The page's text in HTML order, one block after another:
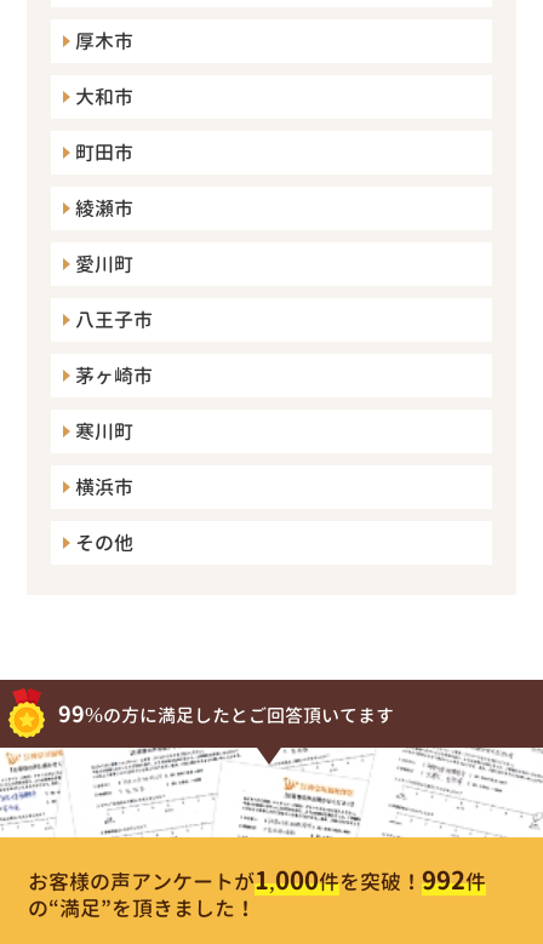
厚木市
大和市
町田市
綾瀬市
愛川町
八王子市
茅ヶ崎市
寒川町
横浜市
その他
99%の方に満足したとご回答頂いてます
お客様の声アンケートが1,000件を突破！ 992件
の“満足”を頂きました！